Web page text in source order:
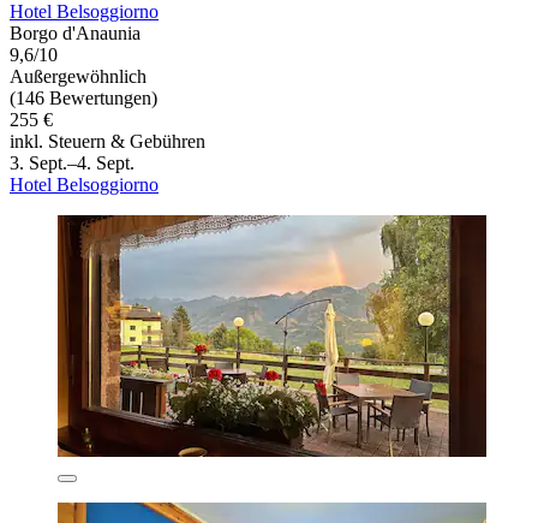
Hotel Belsoggiorno
Borgo d'Anaunia
9,6/10
Außergewöhnlich
(146 Bewertungen)
255 €
inkl. Steuern & Gebühren
3. Sept.–4. Sept.
Hotel Belsoggiorno